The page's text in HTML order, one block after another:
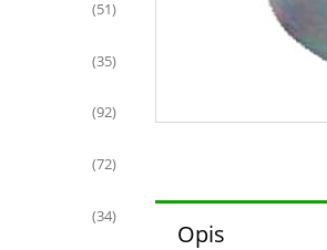
(51)
(35)
(92)
(72)
(34)
Opis